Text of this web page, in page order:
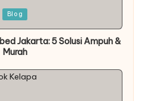
Blog
Jakarta: 5 Solusi Ampuh &
Murah